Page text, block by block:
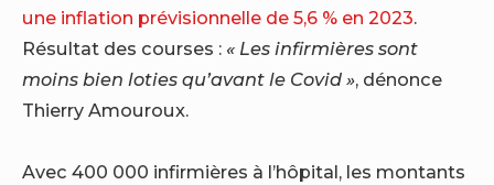
une inflation prévisionnelle de 5,6 % en 2023.
Résultat des courses : « Les infirmières sont
moins bien loties qu’avant le Covid », dénonce
Thierry Amouroux.
Avec 400 000 infirmières à l’hôpital, les montants